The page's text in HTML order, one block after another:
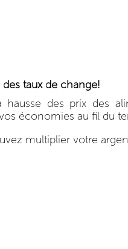
taux de change!
des prix des
économies au fil du
multiplier votre